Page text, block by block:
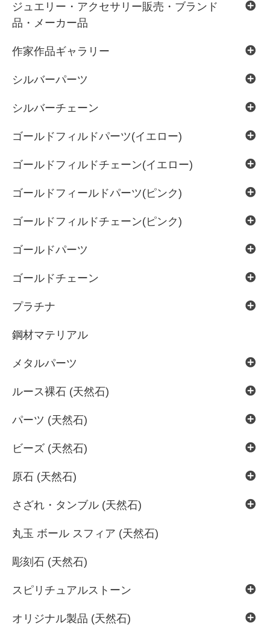
ジュエリー・アクセサリー販売・ブランド
品・メーカー品
作家作品ギャラリー
シルバーパーツ
シルバーチェーン
ゴールドフィルドパーツ(イエロー)
ゴールドフィルドチェーン(イエロー)
ゴールドフィールドパーツ(ピンク)
ゴールドフィルドチェーン(ピンク)
ゴールドパーツ
ゴールドチェーン
プラチナ
鋼材マテリアル
メタルパーツ
ルース裸石 (天然石)
パーツ (天然石)
ビーズ (天然石)
原石 (天然石)
さざれ・タンブル (天然石)
丸玉 ボール スフィア (天然石)
彫刻石 (天然石)
スピリチュアルストーン
オリジナル製品 (天然石)